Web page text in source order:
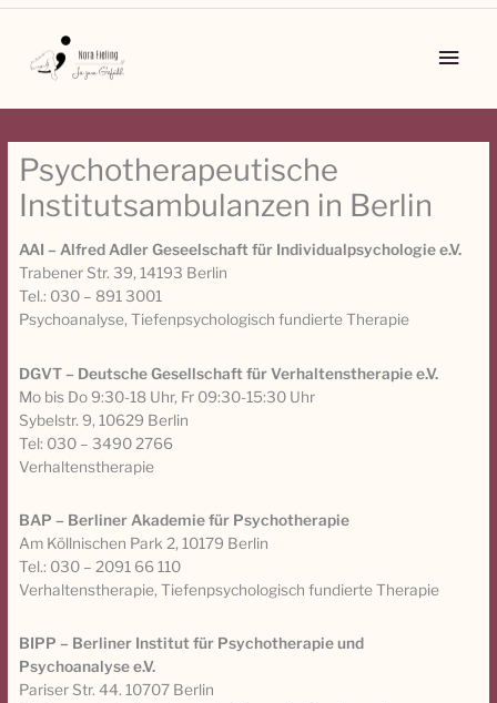
Zum
springen
Main
Psychotherapeutische
Institutsambulanzen in Berlin
AAI – Alfred Adler Geseelschaft für Individualpsychologie e.V.
Trabener Str. 39, 14193 Berlin
Tel.: 030 – 891 3001
Psychoanalyse, Tiefenpsychologisch fundierte Therapie
DGVT – Deutsche Gesellschaft für Verhaltenstherapie e.V.
Mo bis Do 9:30-18 Uhr, Fr 09:30-15:30 Uhr
Sybelstr. 9, 10629 Berlin
Tel: 030 – 3490 2766
Verhaltenstherapie
BAP – Berliner Akademie für Psychotherapie
Am Köllnischen Park 2, 10179 Berlin
Tel.: 030 – 2091 66 110
Verhaltenstherapie, Tiefenpsychologisch fundierte Therapie
BIPP – Berliner Institut für Psychotherapie und
Psychoanalyse e.V.
Pariser Str. 44. 10707 Berlin